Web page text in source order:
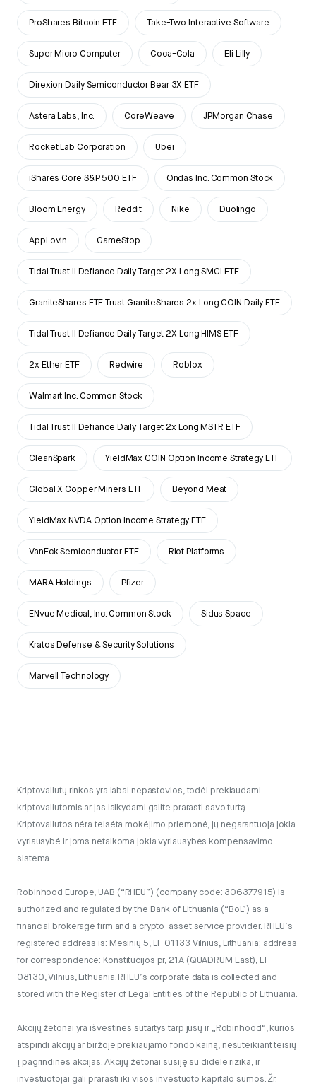
ProShares Bitcoin ETF Take-Two Interactive Software
Super Micro Computer Coca-Cola Eli Lilly
Direxion Daily Semiconductor Bear 3X ETF
Astera Labs, Inc. CoreWeave JPMorgan Chase
Rocket Lab Corporation Uber
iShares Core S&P 500 ETF Ondas Inc. Common Stock
Bloom Energy Reddit Nike Duolingo
AppLovin GameStop
Tidal Trust II Defiance Daily Target 2X Long SMCI ETF
GraniteShares ETF Trust GraniteShares 2x Long COIN Daily ETF
Tidal Trust II Defiance Daily Target 2X Long HIMS ETF
2x Ether ETF Redwire Roblox
Walmart Inc. Common Stock
Tidal Trust II Defiance Daily Target 2x Long MSTR ETF
CleanSpark YieldMax COIN Option Income Strategy ETF
Global X Copper Miners ETF Beyond Meat
YieldMax NVDA Option Income Strategy ETF
VanEck Semiconductor ETF Riot Platforms
MARA Holdings Pfizer
ENvue Medical, Inc. Common Stock Sidus Space
Kratos Defense & Security Solutions
Marvell Technology
Kriptovaliutų rinkos yra labai nepastovios, todėl prekiaudami
kriptovaliutomis ar jas laikydami galite prarasti savo turtą.
Kriptovaliutos nėra teisėta mokėjimo priemonė, jų negarantuoja jokia
vyriausybė ir joms netaikoma jokia vyriausybės kompensavimo
sistema.
Robinhood Europe, UAB (“RHEU”) (company code: 306377915) is
authorized and regulated by the Bank of Lithuania (“BoL”) as a
financial brokerage firm and a crypto-asset service provider. RHEU’s
registered address is: Mėsinių 5, LT-01133 Vilnius, Lithuania; address
for correspondence: Konstitucijos pr, 21A (QUADRUM East), LT-
08130, Vilnius, Lithuania. RHEU’s corporate data is collected and
stored with the Register of Legal Entities of the Republic of Lithuania.
Akcijų žetonai yra išvestinės sutartys tarp jūsų ir „Robinhood“, kurios
atspindi akcijų ar biržoje prekiaujamo fondo kainą, nesuteikiant teisių
į pagrindines akcijas. Akcijų žetonai susiję su didele rizika, ir
investuotojai gali prarasti iki visos investuoto kapitalo sumos. Žr.